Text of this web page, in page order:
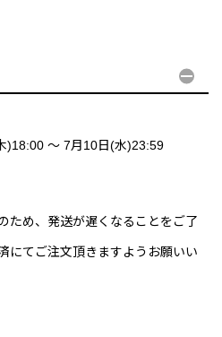
)18:00 ～ 7月10日(水)23:59
ため、発送が遅くなることをご了
にてご注文頂きますようお願いい